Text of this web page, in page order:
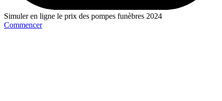
Simuler en ligne le prix des pompes funèbres 2024
Commencer